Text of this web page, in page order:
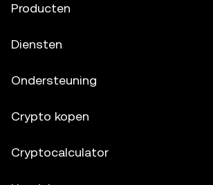
Producten
Diensten
Ondersteuning
Crypto kopen
Cryptocalculator